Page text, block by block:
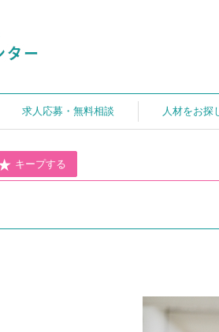
求人応募・無料相談 人材をお探
キープする